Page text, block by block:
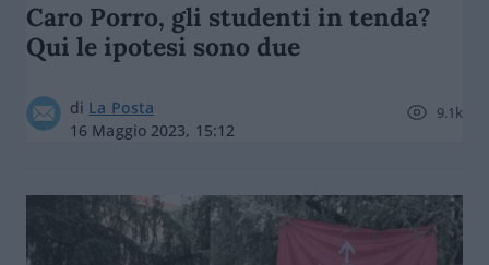
Caro Porro, gli studenti in tenda?
Qui le ipotesi sono due
di La Posta
16 Maggio 2023, 15:12
9.1k